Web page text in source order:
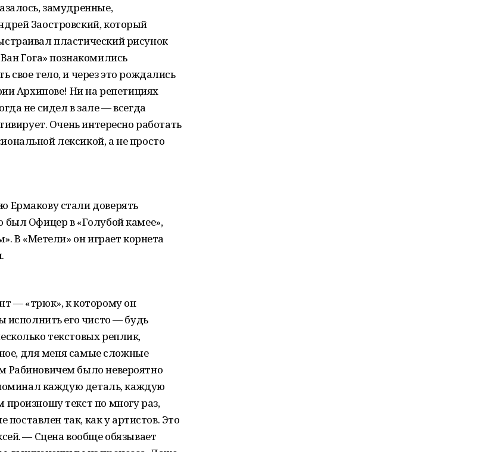
замудренные,
Заостровский, который
пластический рисунок
Гога» познакомились
тело, и через это рождались
Архипове! Ни на репетициях
не сидел в зале — всегда
Очень интересно работать
лексикой, а не просто
Ермакову стали доверять
Офицер в «Голубой камее»,
В «Метели» он играет корнета
— «трюк», к которому он
исполнить его чисто — будь
текстовых реплик,
для меня самые сложные
Рабиновичем было невероятно
каждую деталь, каждую
текст по многу раз,
поставлен так, как у артистов. Это
— Сцена вообще обязывает